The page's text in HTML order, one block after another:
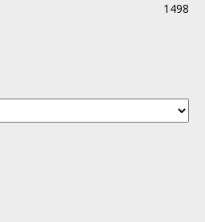
1498